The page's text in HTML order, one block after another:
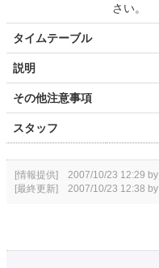
さい。
タイムテーブル
説明
その他注意事項
スタッフ
[情報提供] 2007/10/23 12:29 by
[最終更新] 2007/10/23 12:38 by